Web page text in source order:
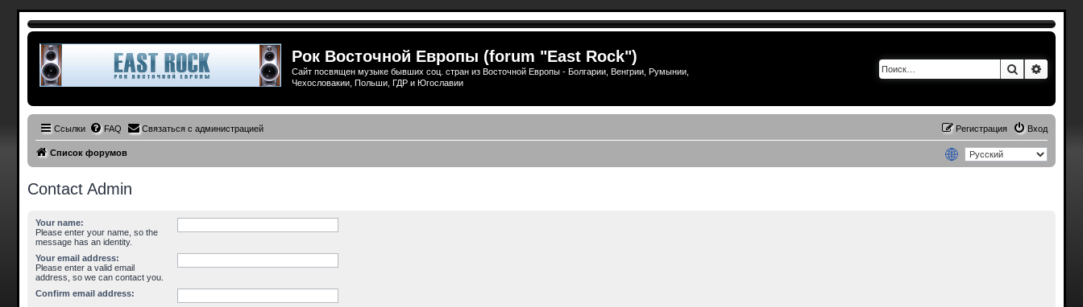
Рок Восточной Европы (forum "East Rock")
Сайт посвящен музыке бывших соц. стран из Восточной Европы - Болгарии, Венгрии, Румынии,
Чехословакии, Польши, ГДР и Югославии
Поиск
Ссылки FAQ Связаться с администрацией Вход
Регистрация
Список форумов
Contact Admin
Your name:
Please enter your name, so the
message has an identity.
Your email address:
Please enter a valid email
address, so we can contact you.
Confirm email address: